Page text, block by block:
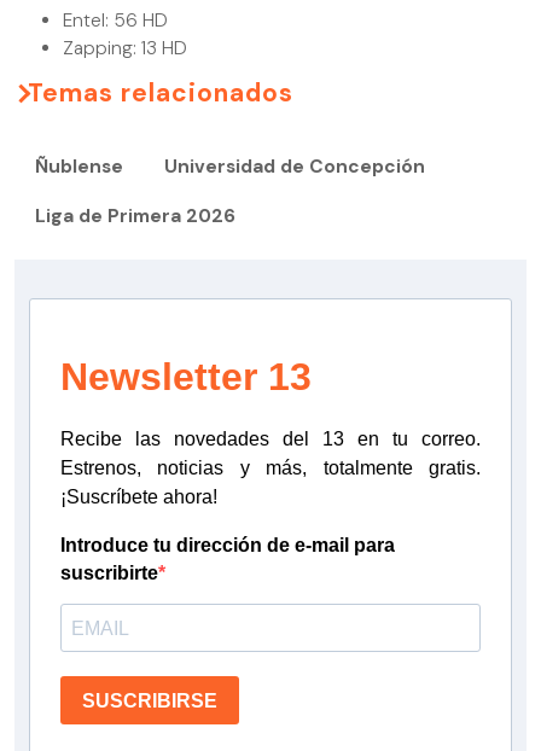
Entel: 56 HD
Zapping: 13 HD
Temas relacionados
Ñublense Universidad de Concepción
Liga de Primera 2026
Newsletter 13
Recibe las novedades del 13 en tu correo.
Estrenos, noticias y más, totalmente gratis.
¡Suscríbete ahora!
Introduce tu dirección de e-mail para
suscribirte
SUSCRIBIRSE